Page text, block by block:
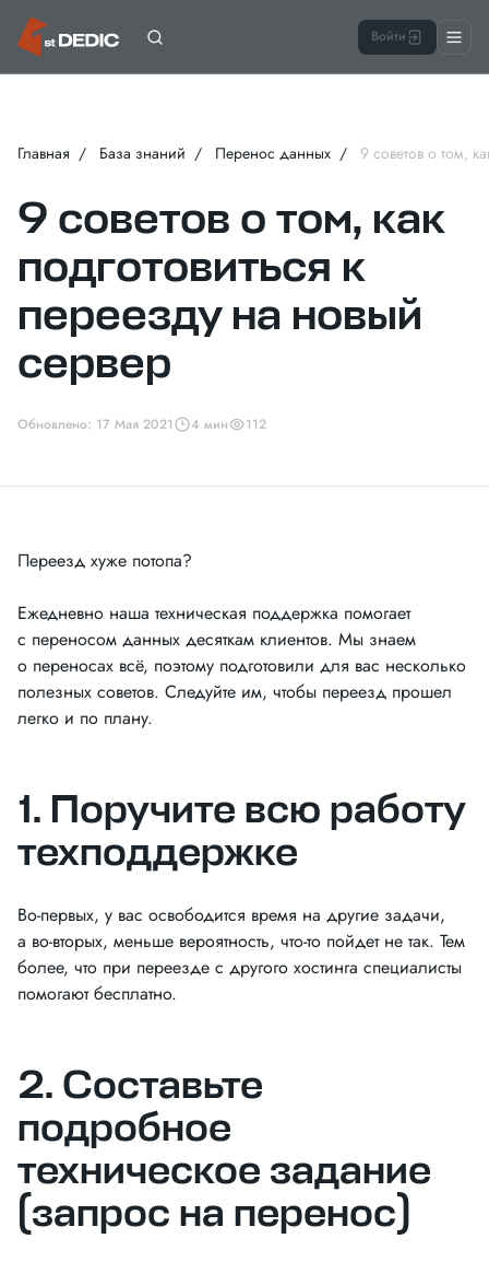
Войти
Главная База знаний Перенос данных 9 советов о том,
9 советов о том, как
подготовиться к
переезду на новый
сервер
Обновлено: 17 Мая 2021 4 мин 112
Переезд хуже потопа?
Ежедневно наша техническая поддержка помогает
с переносом данных десяткам клиентов. Мы знаем
о переносах всё, поэтому подготовили для вас несколько
полезных советов. Следуйте им, чтобы переезд прошел
легко и по плану.
1. Поручите всю работу
техподдержке
Во-первых, у вас освободится время на другие задачи,
а во-вторых, меньше вероятность, что-то пойдет не так. Тем
более, что при переезде с другого хостинга специалисты
помогают бесплатно.
2. Составьте
подробное
техническое задание
(запрос на перенос)